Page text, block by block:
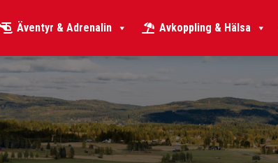
Äventyr & Adrenalin Avkoppling & Hälsa